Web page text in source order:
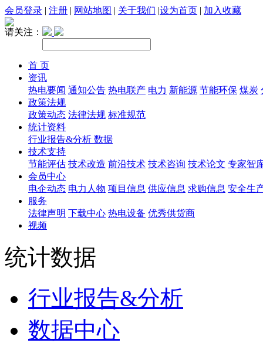
会员登录 | 注册 | 网站地图 | 关于我们 |设为首页 | 加入收藏
请关注：
首 页
资讯
热电要闻 通知公告 热电联产 电力 新能源 节能环保 煤炭
政策法规
政策动态 法律法规 标准规范
统计资料
行业报告&分析 数据
技术支持
节能评估 技术改造 前沿技术 技术咨询 技术论文 专家智
会员中心
电企动态 电力人物 项目信息 供应信息 求购信息 安全生
服务
法律声明 下载中心 热电设备 优秀供货商
视频
统计数据
行业报告&分析
数据中心